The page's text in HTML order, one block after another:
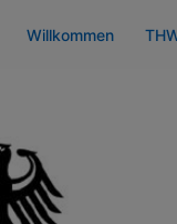
Willkommen